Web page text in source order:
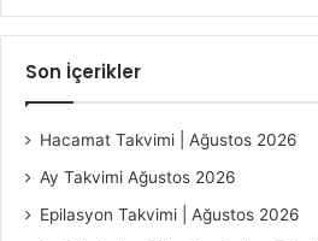
Son İçerikler
Hacamat Takvimi | Ağustos 2026
Ay Takvimi Ağustos 2026
Epilasyon Takvimi | Ağustos 2026